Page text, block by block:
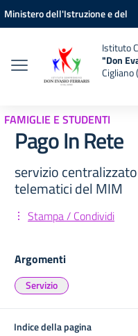
Vai ai contenuti
Vai al menu di navigazione
Vai al footer
Ministero dell'Istruzione e del
Istituto
"Don
Cigliano
FAMIGLIE E STUDENTI
Pago In Rete
servizio
telematici del MIM
Stampa / Condividi
Argomenti
Servizio
Indice della pagina